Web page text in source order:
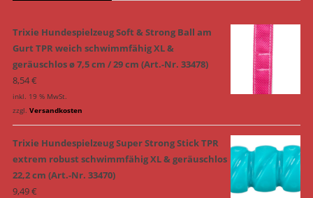
Trixie Hundespielzeug Soft & Strong Ball am
Gurt TPR weich schwimmfähig XL &
geräuschlos ø 7,5 cm / 29 cm (Art.-Nr. 33478)
8,54€
inkl. 19 % MwSt.
zzgl. Versandkosten
Trixie Hundespielzeug Super Strong Stick TPR
extrem robust schwimmfähig XL & geräuschlos
22,2 cm (Art.-Nr. 33470)
9,49€